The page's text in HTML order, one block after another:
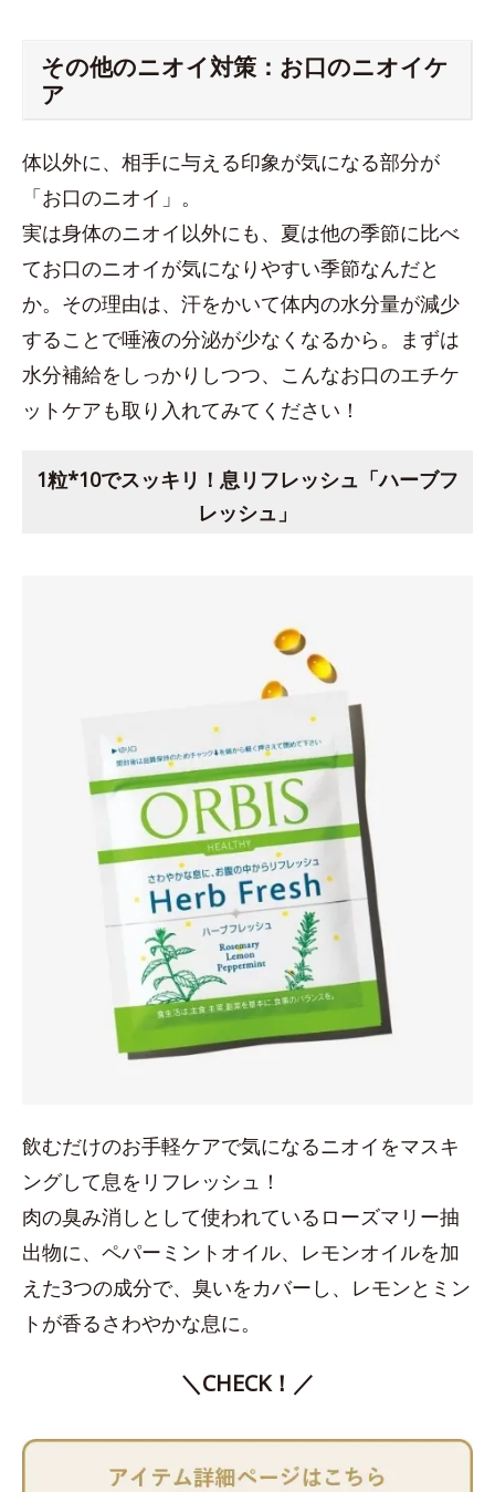
その他のニオイ対策：お口のニオイケ
ア
体以外に、相手に与える印象が気になる部分が
「お口のニオイ」。
実は身体のニオイ以外にも、夏は他の季節に比べ
てお口のニオイが気になりやすい季節なんだと
か。その理由は、汗をかいて体内の水分量が減少
することで唾液の分泌が少なくなるから。まずは
水分補給をしっかりしつつ、こんなお口のエチケ
ットケアも取り入れてみてください！
1粒*10でスッキリ！息リフレッシュ「ハーブフ
レッシュ」
飲むだけのお手軽ケアで気になるニオイをマスキ
ングして息をリフレッシュ！
肉の臭み消しとして使われているローズマリー抽
出物に、ペパーミントオイル、レモンオイルを加
えた3つの成分で、臭いをカバーし、レモンとミン
トが香るさわやかな息に。
＼CHECK！／